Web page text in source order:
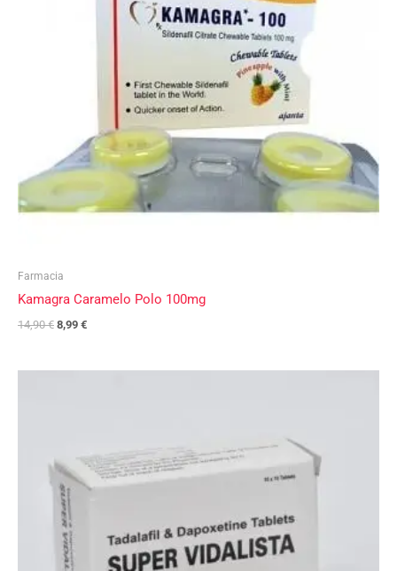
Farmacia
Kamagra Caramelo Polo 100mg
14,90€ 8,99 €